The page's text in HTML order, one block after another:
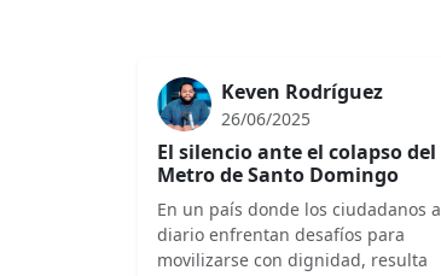
Keven Rodríguez
26/06/2025
El silencio ante el colapso del
Metro de Santo Domingo
En un país donde los ciudadanos a
diario enfrentan desafíos para
movilizarse con dignidad, resulta